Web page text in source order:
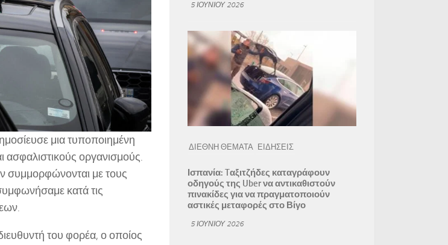
μια τυποποιημένη
ασφαλιστικούς οργανισμούς.
συμμορφώνονται με τους
κατά τις
του φορέα, ο οποίος
5 ΙΟΥΝΊΟΥ 2026
ΔΙΕΘΝΗ ΘΕΜΑΤΑ ΕΙΔΗΣΕΙΣ
Ισπανία: Tαξιτζήδες καταγράφουν
οδηγούς της Uber να αντικαθιστούν
πινακίδες για να πραγματοποιούν
αστικές μεταφορές στο Βίγο
5 ΙΟΥΝΊΟΥ 2026